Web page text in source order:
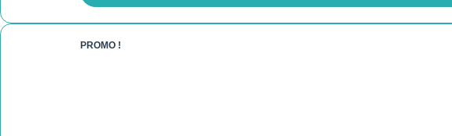
PROMO !